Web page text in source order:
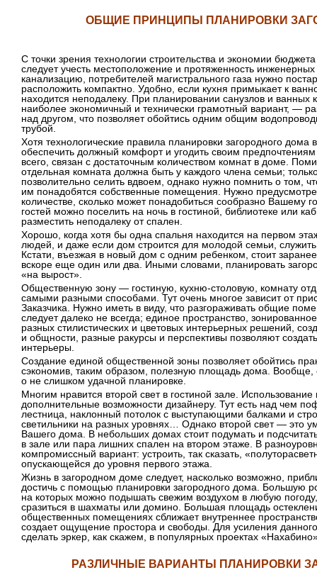
ОБЩИЕ ПРИНЦИПЫ ПЛАНИРОВКИ
С точки зрения технологии строительства и экономии
следует учесть местоположение и протяженность
канализацию, потребителей магистрального газа нужно
расположить компактно. Удобно, если кухня примыкает к
находится неподалеку. При планировании санузлов и ванных
наиболее экономичный и технически грамотный вариант, —
над другом, что позволяет обойтись одним общим
трубой.
Хотя технологические правила планировки загородного
обеспечить должный комфорт и угодить своим
всего, связан с достаточным количеством комнат в доме.
отдельная комната должна быть у каждого члена семьи;
позволительно селить вдвоем, однако нужно помнить о том,
им понадобятся собственные помещения. Нужно
количестве, сколько может понадобиться сообразно Вашему
гостей можно поселить на ночь в гостиной, библиотеке или
разместить неподалеку от спален.
Хорошо, когда хотя бы одна спальня находится на первом
людей, и даже если дом строится для молодой семьи,
Кстати, въезжая в новый дом с одним ребенком, стоит
вскоре еще один или два. Иными словами, планировать
«на вырост».
Общественную зону — гостиную, кухню-столовую, комнату
самыми разными способами. Тут очень многое зависит от
Заказчика. Нужно иметь в виду, что разгораживать общие
следует далеко не всегда; единое пространство,
разных стилистических и цветовых интерьерных решений,
и общности, разные ракурсы и перспективы позволяют
интерьеры.
Создание единой общественной зоны позволяет обойтись
сэкономив, таким образом, полезную площадь дома. Вообще,
о не слишком удачной планировке.
Многим нравится второй свет в гостиной зале. Использование
дополнительные возможности дизайнеру. Тут есть над чем
лестница, наклонный потолок с выступающими балками и
светильники на разных уровнях… Однако второй свет — это
Вашего дома. В небольших домах стоит подумать и
в зале или пара лишних спален на втором этаже. В
компромиссный вариант: устроить, так сказать,
опускающейся до уровня первого этажа.
Жизнь в загородном доме следует, насколько возможно,
достичь с помощью планировки загородного дома. Большую
на которых можно подышать свежим воздухом в любую
сразиться в шахматы или домино. Большая площадь
общественных помещениях сближает внутреннее
создает ощущение простора и свободы. Для усиления
сделать эркер, как скажем, в популярных проектах
РАЗЛИЧНЫЕ ВАРИАНТЫ ПЛАНИРОВКИ